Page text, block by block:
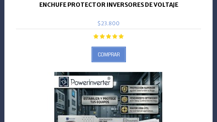
ENCHUFE PROTECTOR INVERSORES DE VOLTAJE
$23.800
COMPRAR